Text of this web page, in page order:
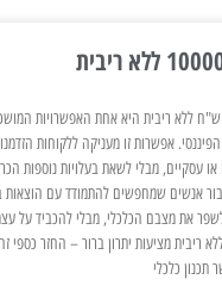
הלוואה עד 10,000 ש"ח ללא ריבית היא אחת
אפשרות זו מעניקה ללקוחות
או עסקיים, מבלי לשאת בעלויות נוספות
אנשים שמחפשים להתמודד עם הוצאות
לשפר את מצבם הכלכלי, מבלי להכביד על
ריבית מציעות יתרון ברור – החזר כספי
כלכלי